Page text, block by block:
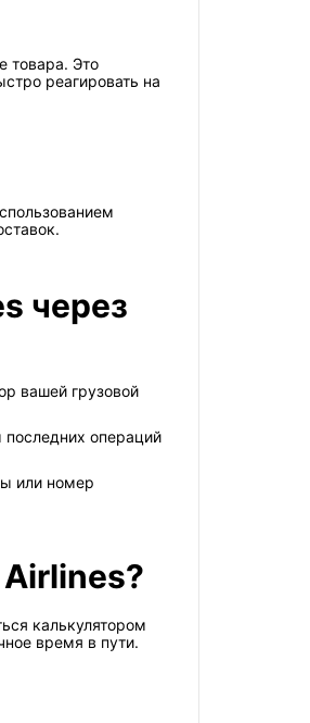
товара. Это
реагировать на
через
вашей грузовой
последних операций
или номер
калькулятором
время в пути.